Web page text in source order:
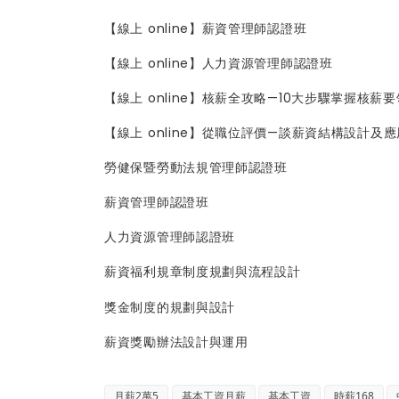
【線上 online】薪資管理師認證班
【線上 online】人力資源管理師認證班
【線上 online】核薪全攻略—10大步驟掌握核薪要
【線上 online】從職位評價—談薪資結構設計及應
勞健保暨勞動法規管理師認證班
薪資管理師認證班
人力資源管理師認證班
薪資福利規章制度規劃與流程設計
獎金制度的規劃與設計
薪資獎勵辦法設計與運用
月薪2萬5 基本工資月薪 基本工資 時薪168